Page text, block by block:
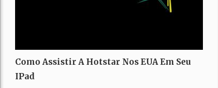
Como Assistir A Hotstar Nos EUA Em Seu
IPad